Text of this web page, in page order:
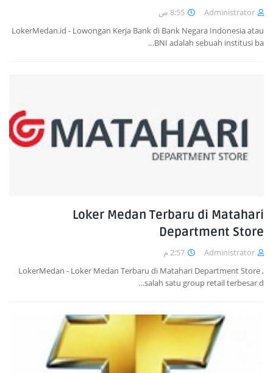
Administrator
8:55 ص
LokerMedan.id - Lowongan Kerja Bank di Bank Negara Indonesia atau
BNI adalah sebuah institusi ba…
Loker Medan Terbaru di Matahari
Department Store
Administrator
2:57 م
LokerMedan - Loker Medan Terbaru di Matahari Department Store ,
salah satu group retail terbesar d…